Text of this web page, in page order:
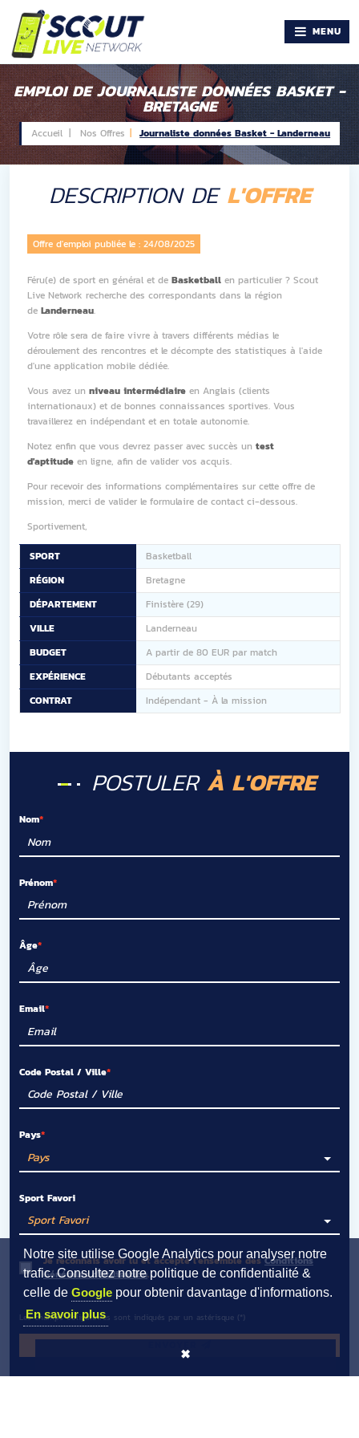
Notre site utilise Google Analytics pour analyser notre
trafic. Consultez notre politique de confidentialité &
celle de Googlepour obtenir davantage d'informations.
En savoir plus
✖
MENU
EMPLOI DE JOURNALISTE DONNÉES BASKET -
BRETAGNE
Accueil | Nos Offres Journaliste données Basket - Landerneau
DESCRIPTION DE L'OFFRE
Offre d'emploi publiée le :24/08/2025
Féru(e) de sport en général et de Basketball en particulier ? Scout
Live Network recherche des correspondants dans la région
de Landerneau.
Votre rôle sera de faire vivre à travers différents médias le
déroulement des rencontres et le décompte des statistiques à l'aide
d'une application mobile dédiée.
Vous avez un niveau intermédiaire en Anglais (clients
internationaux) et de bonnes connaissances sportives. Vous
travaillerez en indépendant et en totale autonomie.
Notez enfin que vous devrez passer avec succès un test
d'aptitude en ligne, afin de valider vos acquis.
Pour recevoir des informations complémentaires sur cette offre de
mission, merci de valider le formulaire de contact ci-dessous.
Sportivement,
SPORT
Basketball
RÉGION
Bretagne
DÉPARTEMENT
Finistère (29)
VILLE
Landerneau
BUDGET
A partir de 80 EUR par match
EXPÉRIENCE
Débutants acceptés
CONTRAT
Indépendant - À la mission
POSTULER À L'OFFRE
Nom
Prénom
Âge
Email
Code Postal / Ville
Pays
Sport Favori
Je reconnais avoir lu et accepté l'ensemble desConditions
Générales d'Utilisation.
Les champs obligatoires sont indiqués par un astérisque (*)